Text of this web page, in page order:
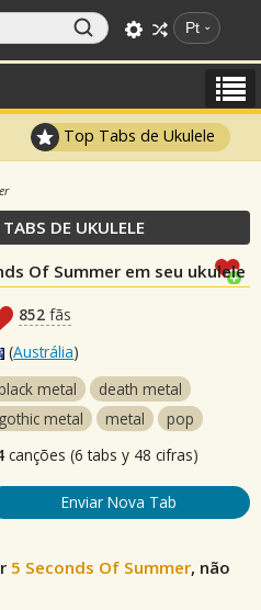
Pt
Top Tabs de Ukulele
TABS DE UKULELE
Of Summer em seu ukulele
852 fãs
(Austrália)
metal
death metal
gothic metal
metal
pop
canções (6 tabs y 48 cifras)
Enviar Nova Tab
5 Seconds Of Summer, não